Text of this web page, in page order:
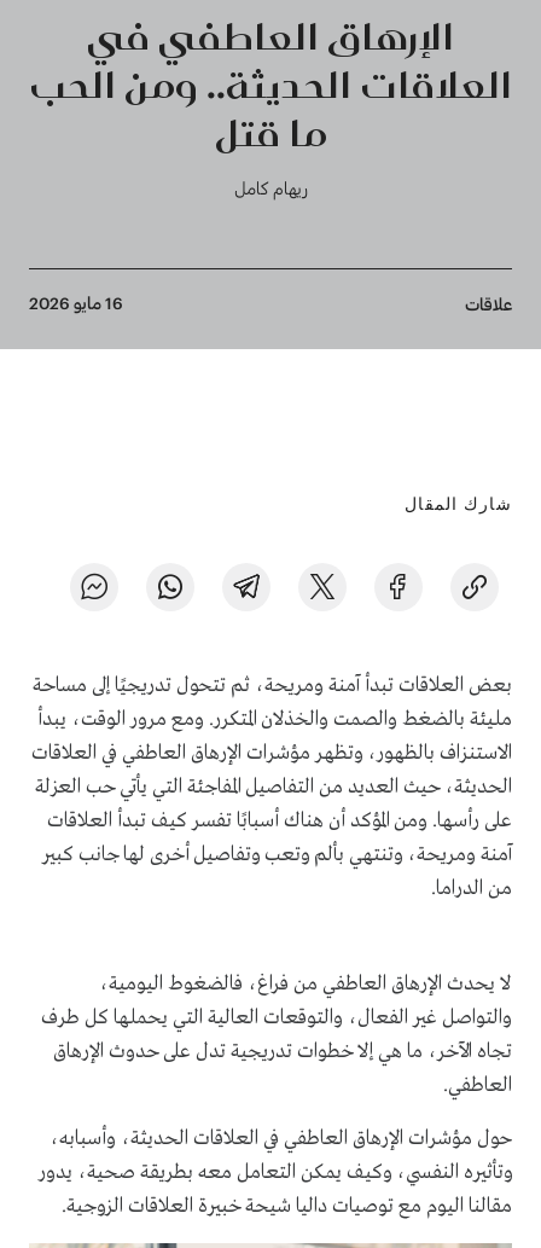
الإرهاق العاطفي في
العلاقات الحديثة.. ومن الحب
ما قتل
ريهام كامل
Breadcrumb
علاقات 16 مايو 2026
شارك المقال
بعض العلاقات تبدأ آمنة ومريحة، ثم تتحول تدريجيًا إلى مساحة
مليئة بالضغط والصمت والخذلان المتكرر. ومع مرور الوقت، يبدأ
الاستنزاف بالظهور، وتظهر مؤشرات الإرهاق العاطفي في العلاقات
الحديثة، حيث العديد من التفاصيل المفاجئة التي يأتي حب العزلة
على رأسها. ومن المؤكد أن هناك أسبابًا تفسر كيف تبدأ العلاقات
آمنة ومريحة، وتنتهي بألم وتعب وتفاصيل أخرى لها جانب كبير
من الدراما.
لا يحدث الإرهاق العاطفي من فراغ، فالضغوط اليومية،
والتواصل غير الفعال، والتوقعات العالية التي يحملها كل طرف
تجاه الآخر، ما هي إلا خطوات تدريجية تدل على حدوث الإرهاق
العاطفي.
حول مؤشرات الإرهاق العاطفي في العلاقات الحديثة، وأسبابه،
وتأثيره النفسي، وكيف يمكن التعامل معه بطريقة صحية، يدور
مقالنا اليوم مع توصيات داليا شيحة خبيرة العلاقات الزوجية.